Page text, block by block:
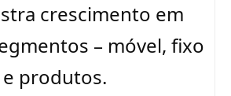
crescimento em
– móvel, fixo
e produtos.